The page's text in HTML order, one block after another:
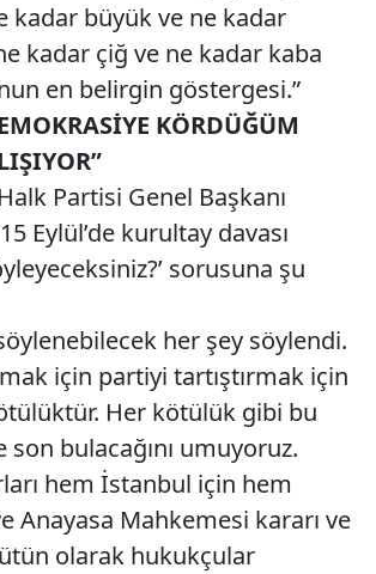
kadar büyük ve ne kadar
kadar çiğ ve ne kadar kaba
en belirgin göstergesi.”
KÖRDÜĞÜM
Partisi Genel Başkanı
Eylül’de kurultay davası
sorusuna şu
her şey söylendi.
için partiyi tartıştırmak için
Her kötülük gibi bu
bulacağını umuyoruz.
hem İstanbul için hem
Anayasa Mahkemesi kararı ve
olarak hukukçular